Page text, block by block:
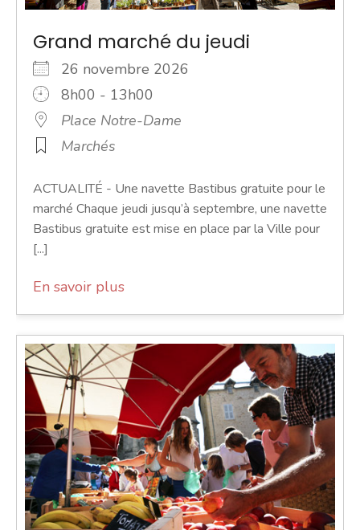
Grand marché du jeudi
26 novembre 2026
8h00 - 13h00
Place Notre-Dame
Marchés
ACTUALITÉ - Une navette Bastibus gratuite pour le
marché Chaque jeudi jusqu’à septembre, une navette
Bastibus gratuite est mise en place par la Ville pour
[...]
En savoir plus